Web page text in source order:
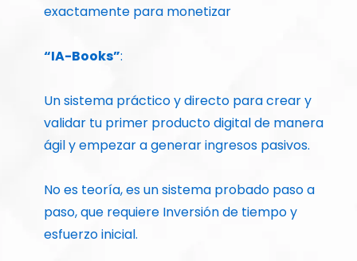
exactamente para monetizar
“IA-Books”:
Un sistema práctico y directo para crear y
validar tu primer producto digital de manera
ágil y empezar a generar ingresos pasivos.
No es teoría, es un sistema probado paso a
paso, que requiere Inversión de tiempo y
esfuerzo inicial.